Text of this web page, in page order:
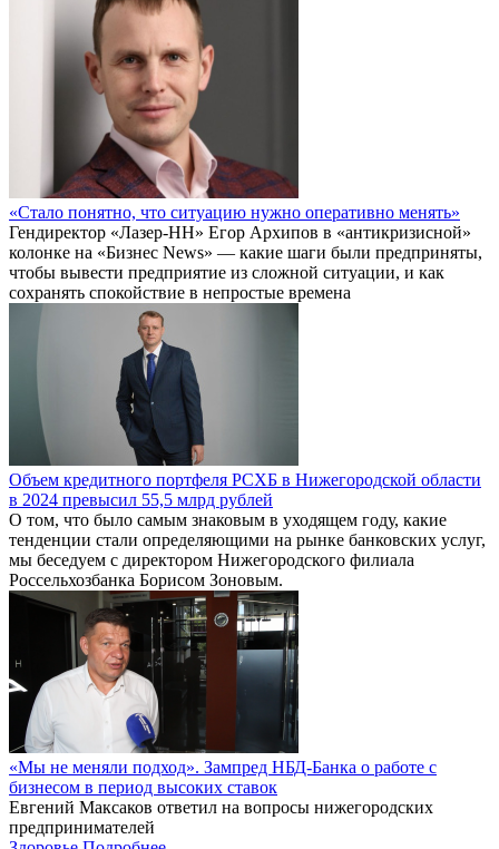
«Стало понятно, что ситуацию нужно оперативно менять»
Гендиректор «Лазер-НН» Егор Архипов в «антикризисной»
колонке на «Бизнес News» — какие шаги были предприняты,
чтобы вывести предприятие из сложной ситуации, и как
сохранять спокойствие в непростые времена
Объем кредитного портфеля РСХБ в Нижегородской области
в 2024 превысил 55,5 млрд рублей
О том, что было самым знаковым в уходящем году, какие
тенденции стали определяющими на рынке банковских услуг,
мы беседуем с директором Нижегородского филиала
Россельхозбанка Борисом Зоновым.
«Мы не меняли подход». Зампред НБД-Банка о работе с
бизнесом в период высоких ставок
Евгений Максаков ответил на вопросы нижегородских
предпринимателей